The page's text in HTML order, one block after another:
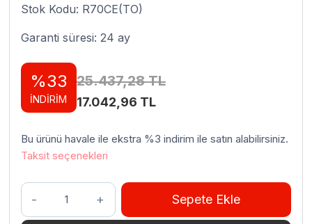
Stok Kodu: R70CE(TO)
Garanti süresi: 24 ay
%33
İNDİRİM
25.437,28TL
Orijinal
25.437,28 TL.
17.042,96 TLŞu
fiyat:
Bu ürünü havale ile ekstra %3 indirim ile satın alabilirsiniz.
Taksit seçenekleri
Remta
R70CE(TO)
Sepete Ekle